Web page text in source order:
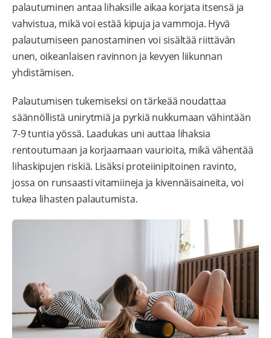
palautuminen antaa lihaksille aikaa korjata itsensä ja
vahvistua, mikä voi estää kipuja ja vammoja. Hyvä
palautumiseen panostaminen voi sisältää riittävän
unen, oikeanlaisen ravinnon ja kevyen liikunnan
yhdistämisen.
Palautumisen tukemiseksi on tärkeää noudattaa
säännöllistä unirytmiä ja pyrkiä nukkumaan vähintään
7-9 tuntia yössä. Laadukas uni auttaa lihaksia
rentoutumaan ja korjaamaan vaurioita, mikä vähentää
lihaskipujen riskiä. Lisäksi proteiinipitoinen ravinto,
jossa on runsaasti vitamiineja ja kivennäisaineita, voi
tukea lihasten palautumista.